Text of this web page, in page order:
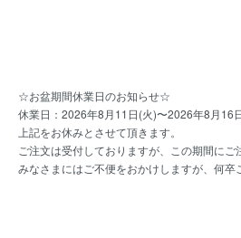
☆お盆期間休業日のお知らせ☆
休業日：2026年8月11日(火)〜2026年8月16
上記をお休みとさせて頂きます。
ご注文は受付しておりますが、この期間に
みなさまにはご不便をおかけしますが、何卒